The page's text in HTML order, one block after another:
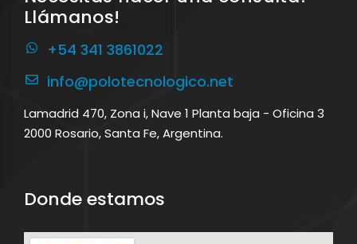
Llámanos!
+54 341 3861022
info@polotecnologico.net
Lamadrid 470, Zona i, Nave 1 Planta baja - Oficina 3
2000 Rosario, Santa Fe, Argentina.
Donde estamos